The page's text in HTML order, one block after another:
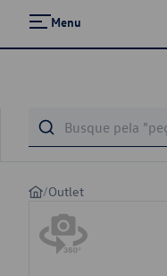
Menu
/Outlet